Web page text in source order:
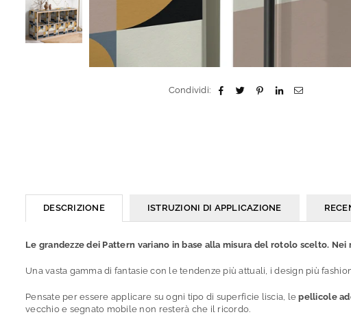
Condividi:
DESCRIZIONE ISTRUZIONI DI APPLICAZIONE
Le grandezze dei Pattern variano in base alla misura del rotolo scelto.
Una vasta gamma di fantasie con le tendenze più attuali, i design più
Pensate per essere applicare su ogni tipo di superficie liscia, lepellicole
vecchio e segnato mobile non resterà che il ricordo.